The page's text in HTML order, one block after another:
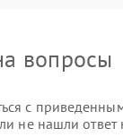
вопросы
с
не нашли ответ